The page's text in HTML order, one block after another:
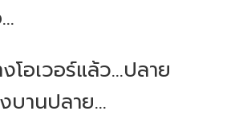
โอเวอร์แล้ว...ปลาย
บานปลาย...